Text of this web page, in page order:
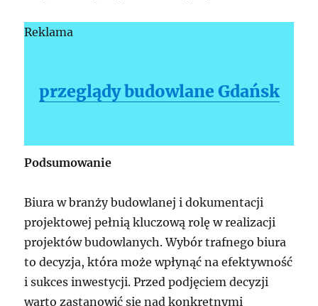
Reklama
przeglądy budowlane Gdańsk
Podsumowanie
Biura w branży budowlanej i dokumentacji
projektowej pełnią kluczową rolę w realizacji
projektów budowlanych. Wybór trafnego biura
to decyzja, która może wpłynąć na efektywność
i sukces inwestycji. Przed podjęciem decyzji
warto zastanowić się nad konkretnymi